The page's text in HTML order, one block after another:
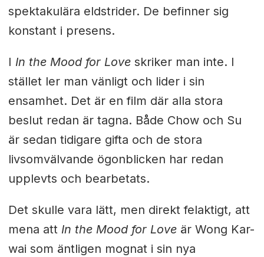
spektakulära eldstrider. De befinner sig
konstant i presens.
I In the Mood for Love skriker man inte. I
stället ler man vänligt och lider i sin
ensamhet. Det är en film där alla stora
beslut redan är tagna. Både Chow och Su
är sedan tidigare gifta och de stora
livsomvälvande ögonblicken har redan
upplevts och bearbetats.
Det skulle vara lätt, men direkt felaktigt, att
mena att In the Mood for Loveär Wong Kar-
wai som äntligen mognat i sin nya